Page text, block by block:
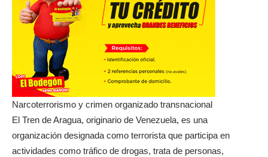
Narcoterrorismo y crimen organizado transnacional
El Tren de Aragua, originario de Venezuela, es una
organización designada como terrorista que participa en
actividades como tráfico de drogas, trata de personas,